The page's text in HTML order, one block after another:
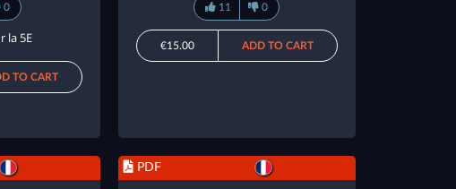
0
la 5E
TO CART
11 0
€15.00 ADD TO CART
PDF